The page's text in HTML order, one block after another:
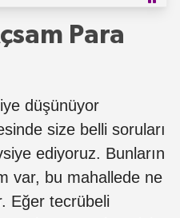
Para
düşünüyor
size belli soruları
ediyoruz. Bunların
var, bu mahallede ne
Eğer tecrübeli